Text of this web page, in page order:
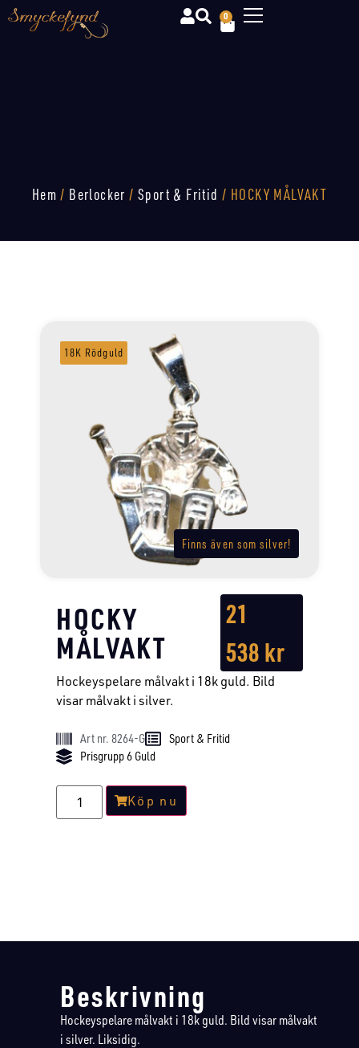
0
Hem / Berlocker /Sport & Fritid / HOCKY MÅLVAKT
Finns även som silver!
18K Rödguld
HOCKY
MÅLVAKT
21
538kr
Hockeyspelare målvakt i 18k guld. Bild
visar målvakt i silver.
Art nr. 8264-G
Sport & Fritid
Prisgrupp 6 Guld
Köp nu
Beskrivning
Hockeyspelare målvakt i 18k guld. Bild visar målvakt
i silver. Liksidig.